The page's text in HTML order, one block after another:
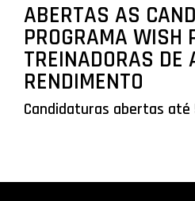
ABERTAS AS
PROGRAMA WISH
TREINADORAS DE
RENDIMENTO
Candidaturas abertas até